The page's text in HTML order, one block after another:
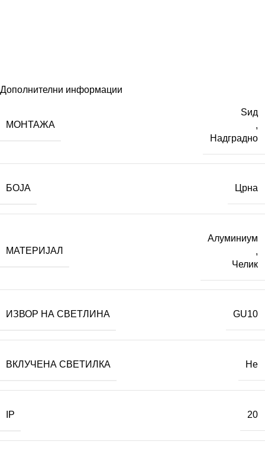
Дополнителни информации
МОНТАЖА
Ѕид
,
Надградно
БОЈА Црна
МАТЕРИЈАЛ
Алуминиум
,
Челик
ИЗВОР НА СВЕТЛИНА GU10
ВКЛУЧЕНА СВЕТИЛКА Не
IP 20